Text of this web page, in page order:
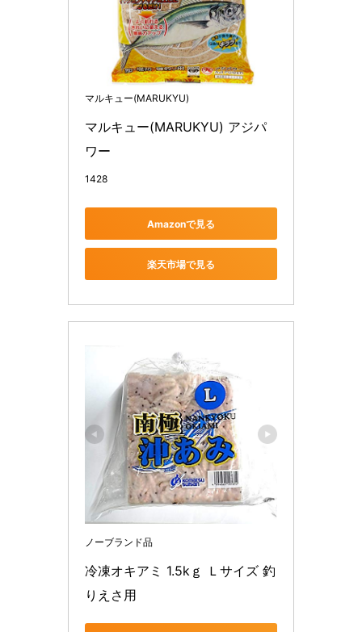
マルキュー(MARUKYU)
マルキュー(MARUKYU) アジパ
ワー
1428
Amazonで見る
楽天市場で見る
ノーブランド品
冷凍オキアミ 1.5kｇ Ｌサイズ 釣
りえさ用